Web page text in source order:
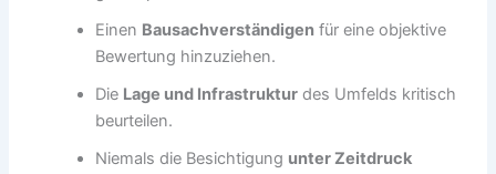
Einen Bausachverständigen für eine objektive
Bewertung hinzuziehen.
Die Lage und Infrastruktur des Umfelds kritisch
beurteilen.
Niemals die Besichtigung unter Zeitdruck